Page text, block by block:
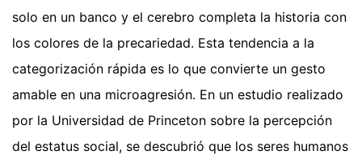
solo en un banco y el cerebro completa la historia con
los colores de la precariedad. Esta tendencia a la
categorización rápida es lo que convierte un gesto
amable en una microagresión. En un estudio realizado
por la Universidad de Princeton sobre la percepción
del estatus social, se descubrió que los seres humanos